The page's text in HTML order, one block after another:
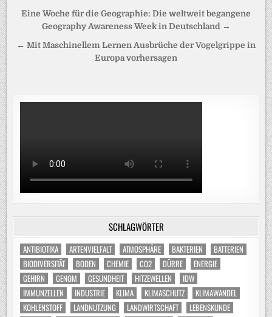
Beitragsnavigation
Eine Woche für die Geographie: Die weltweit begangene
Geography Awareness Week in Deutschland →
← Mit Maschinellem Lernen Ausbrüche der Vogelgrippe in
Europa vorhersagen
SCHLAGWÖRTER
ANTIBIOTIKA ARTENVIELFALT ATMOSPHÄRE BAKTERIEN
BATTERIEN
BIODIVERSITÄT
BODEN CHEMIE CO2 DÜRRE
ENERGIE
GEHIRN
GENOM GESUNDHEIT HITZEWELLEN
IDW
IMMUNZELLEN
INDUSTRIE KLIMA KLIMASCHUTZ
KLIMAWANDEL
KOHLENSTOFF
LANDNUTZUNG LANDWIRTSCHAFT
LEBENSKUNDE